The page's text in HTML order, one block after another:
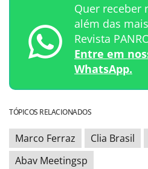
Quer receber
além das
Revista
Entre em
WhatsApp.
TÓPICOS RELACIONADOS
Marco Ferraz Clia Brasil
Abav Meetingsp